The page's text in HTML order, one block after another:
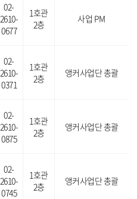
02-
2610-
0677
1호관
2층
사업 PM
02-
2610-
0371
1호관
2층
앵커사업단 총괄
02-
2610-
0875
1호관
2층
앵커사업단 총괄
02-
2610-
0745
1호관
2층
앵커사업단 총괄